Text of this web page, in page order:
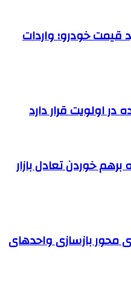
قیمت خودرو؛ واردات
اولویت قرار دارد
برهم خوردن تعادل بازار
محور بازسازی واحدهای